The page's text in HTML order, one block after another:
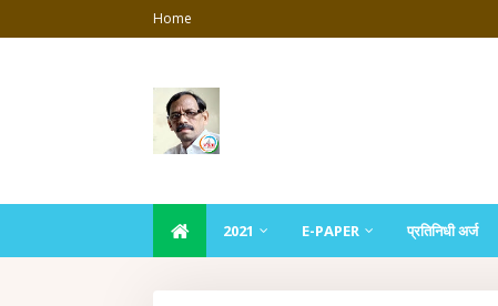
Home
2021 E-PAPER प्रतिनिधी अर्ज